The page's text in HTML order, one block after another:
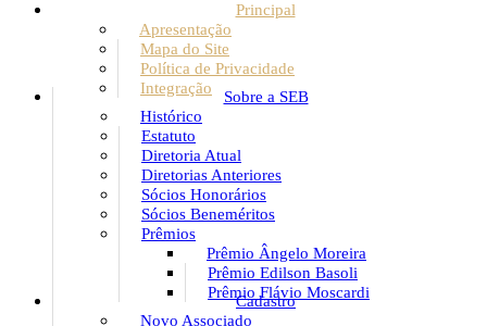
Principal
Apresentação
Mapa do Site
Política de Privacidade
Integração
Sobre a SEB
Histórico
Estatuto
Diretoria Atual
Diretorias Anteriores
Sócios Honorários
Sócios Beneméritos
Prêmios
Prêmio Ângelo Moreira
Prêmio Edilson Basoli
Prêmio Flávio Moscardi
Cadastro
Novo Associado